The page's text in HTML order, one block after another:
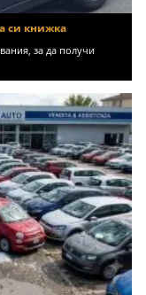
си книжка
за да получи